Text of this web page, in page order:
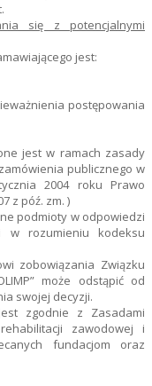
się z potencjalnymi
jest:
postępowania
jest w ramach zasady
publicznego w
2004 roku Prawo
z póź. zm. )
podmioty w odpowiedzi
rozumieniu kodeksu
zobowiązania Związku
może odstąpić od
swojej decyzji.
zgodnie z Zasadami
zawodowej i
fundacjom oraz